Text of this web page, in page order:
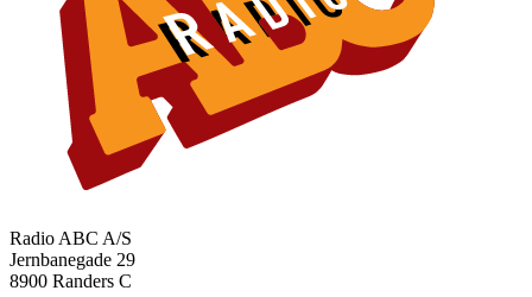
Radio ABC A/S
Jernbanegade 29
8900 Randers C